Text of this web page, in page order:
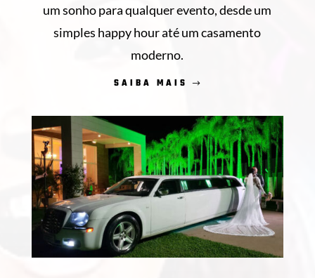
um sonho para qualquer evento, desde um
simples happy hour até um casamento
moderno.
SAIBA MAIS